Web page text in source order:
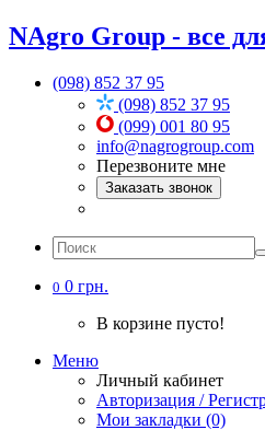
NAgro Group - все
(098) 852 37 95
(098) 852 37 95
(099) 001 80 95
info@nagrogroup.com
Перезвоните мне
Заказать звонок
0 0 грн.
В корзине пусто!
Меню
Личный кабинет
Авторизация /
Мои закладки (0)